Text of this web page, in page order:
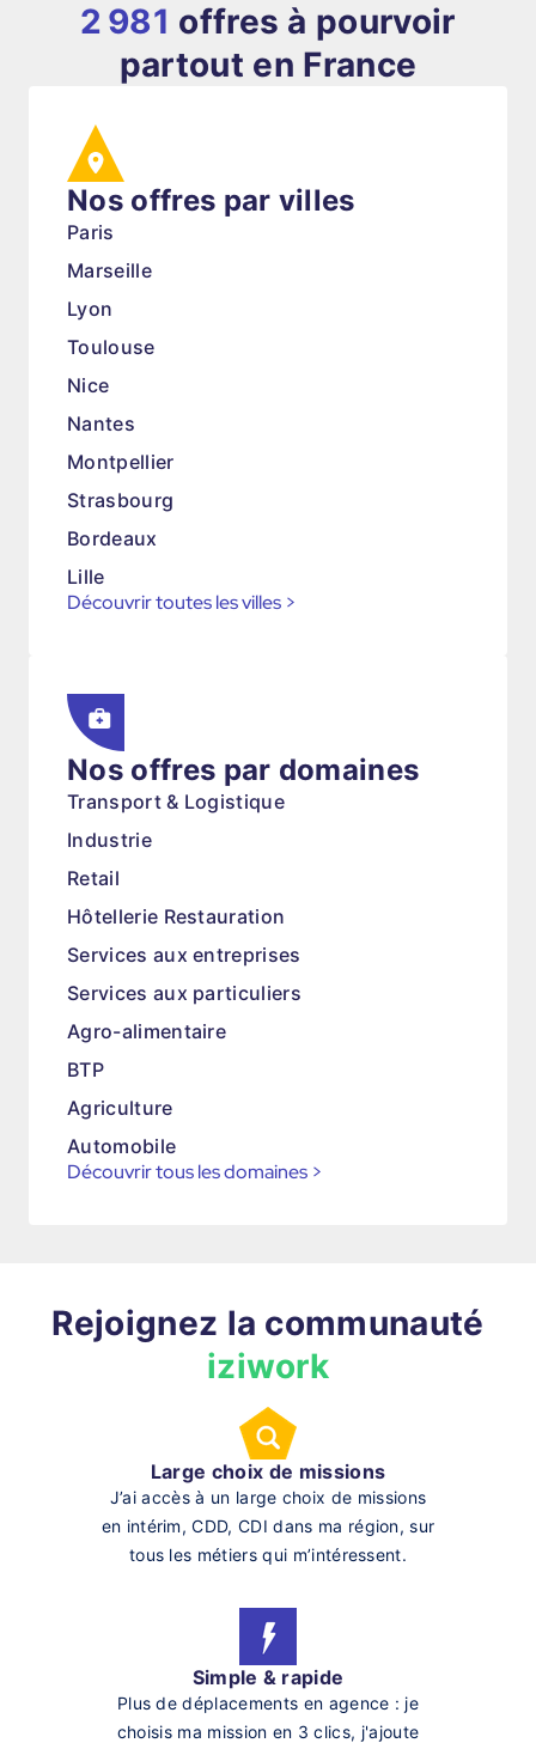
2 981 offres à pourvoir
partout en France
Nos offres par villes
Paris
Marseille
Lyon
Toulouse
Nice
Nantes
Montpellier
Strasbourg
Bordeaux
Lille
Découvrir toutes les villes >
Nos offres par domaines
Transport & Logistique
Industrie
Retail
Hôtellerie Restauration
Services aux entreprises
Services aux particuliers
Agro-alimentaire
BTP
Agriculture
Automobile
Découvrir tous les domaines >
Rejoignez la communauté
iziwork
Large choix de missions
J’ai accès à un large choix de missions
en intérim, CDD, CDI dans ma région, sur
tous les métiers qui m’intéressent.
Simple & rapide
Plus de déplacements en agence : je
choisis ma mission en 3 clics, j'ajoute